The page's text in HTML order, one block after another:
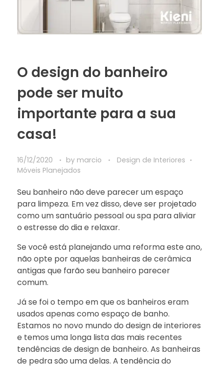
O design do banheiro
pode ser muito
importante para a sua
casa!
16/12/2020 by marcio
Design de Interiores
Móveis Planejados
Seu banheiro não deve parecer um espaço
para limpeza. Em vez disso, deve ser projetado
como um santuário pessoal ou spa para aliviar
o estresse do dia e relaxar.
Se você está planejando uma reforma este ano,
não opte por aquelas banheiras de cerâmica
antigas que farão seu banheiro parecer
comum.
Já se foi o tempo em que os banheiros eram
usados ​​apenas como espaço de banho.
Estamos no novo mundo do design de interiores
e temos uma longa lista das mais recentes
tendências de design de banheiro. As banheiras
de pedra são uma delas. A tendência do